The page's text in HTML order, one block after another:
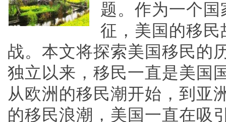
题。作为一个
征，美国的移
战。本文将探索美国移民的
独立以来，移民一直是美国
从欧洲的移民潮开始，到亚
的移民浪潮，美国一直在吸